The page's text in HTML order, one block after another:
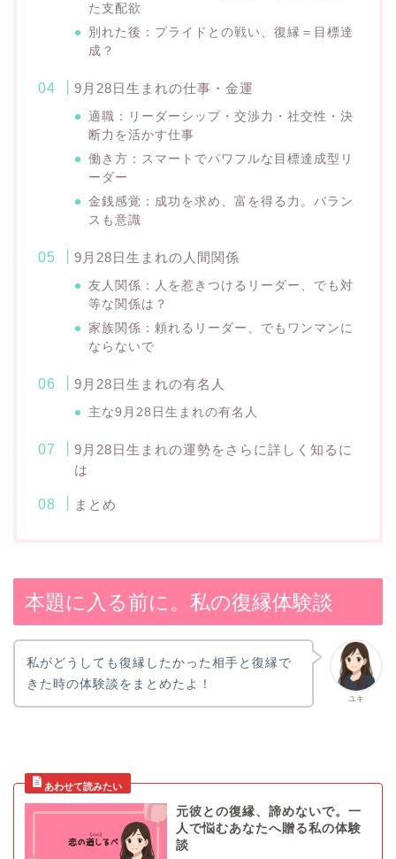
た支配欲
別れた後：プライドとの戦い、復縁＝目標達
成？
9月28日生まれの仕事・金運
適職：リーダーシップ・交渉力・社交性・決
断力を活かす仕事
働き方：スマートでパワフルな目標達成型リ
ーダー
金銭感覚：成功を求め、富を得る力。バラン
スも意識
9月28日生まれの人間関係
友人関係：人を惹きつけるリーダー、でも対
等な関係は？
家族関係：頼れるリーダー、でもワンマンに
ならないで
9月28日生まれの有名人
主な9月28日生まれの有名人
9月28日生まれの運勢をさらに詳しく知るに
は
まとめ
本題に入る前に。私の復縁体験談
ユキ
私がどうしても復縁したかった相手と復縁で
きた時の体験談をまとめたよ！
元彼との復縁、諦めないで。一
人で悩むあなたへ贈る私の体験
談